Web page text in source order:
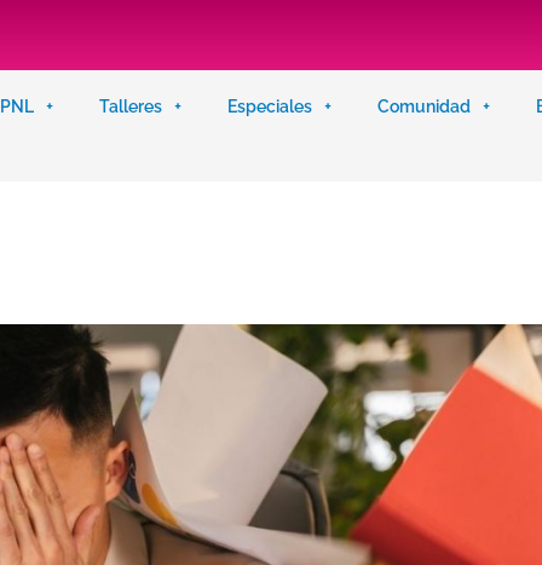
Talleres Especiales Comunidad